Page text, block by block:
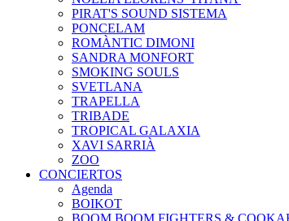
PIRAT'S SOUND SISTEMA
PONCELAM
ROMÀNTIC DIMONI
SANDRA MONFORT
SMOKING SOULS
SVETLANA
TRAPELLA
TRIBADE
TROPICAL GALAXIA
XAVI SARRIÀ
ZOO
CONCIERTOS
Agenda
BOIKOT
BOOM BOOM FIGHTERS &